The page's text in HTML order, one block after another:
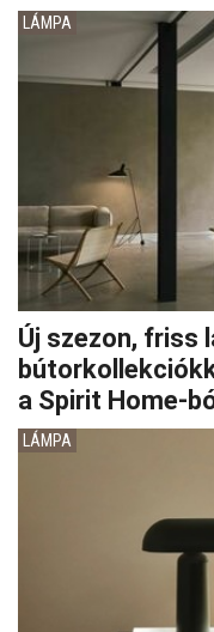
LÁMPA
Új szezon, friss
a Spirit Home-
LÁMPA